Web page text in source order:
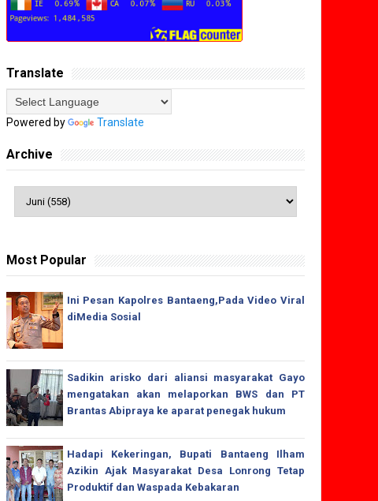
Translate
Powered by Translate
Archive
Most Popular
Ini Pesan Kapolres Bantaeng,Pada Video Viral
diMedia Sosial
Sadikin arisko dari aliansi masyarakat Gayo
mengatakan akan melaporkan BWS dan PT
Brantas Abipraya ke aparat penegak hukum
Hadapi Kekeringan, Bupati Bantaeng Ilham
Azikin Ajak Masyarakat Desa Lonrong Tetap
Produktif dan Waspada Kebakaran